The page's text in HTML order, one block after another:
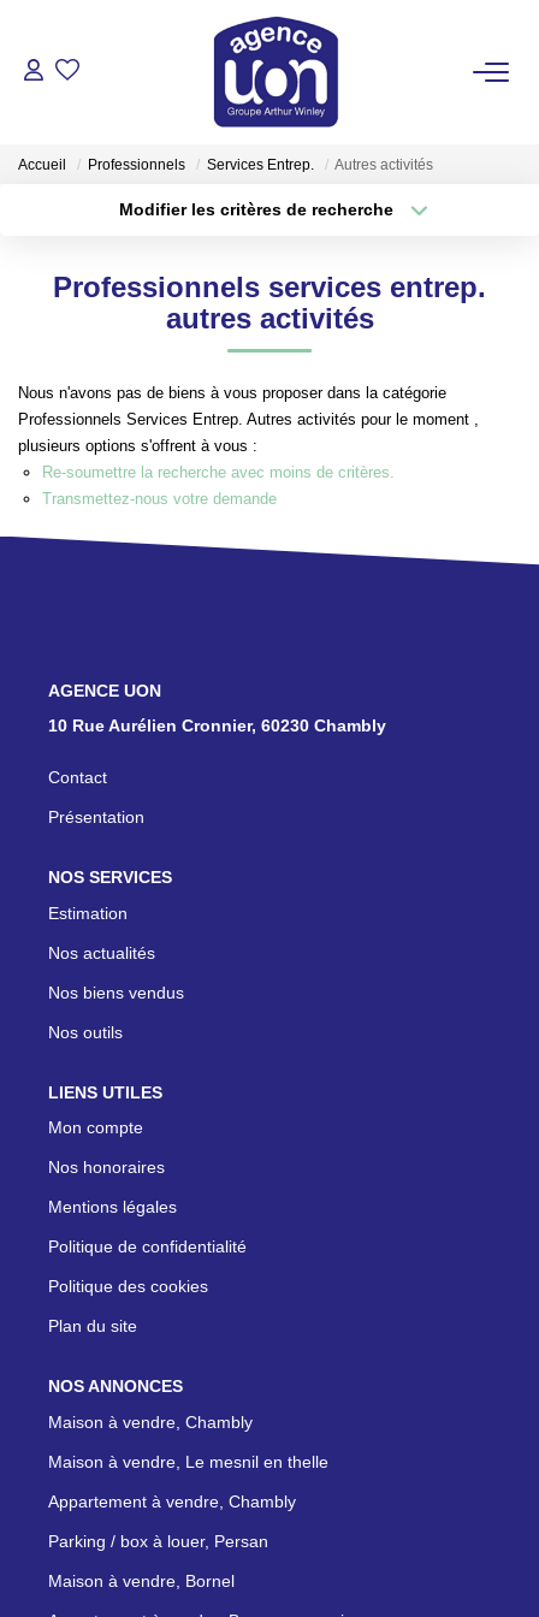
ACHETER
VOTRE AGENCE
Pour Se Rencontrer
Votre Équipe
Accueil Professionnels Services Entrep. Autres activités
Modifier les critères de recherche
Type de bien
Surface min
Créer une alerte
Professionnels services entrep.
autres activités
Nous n'avons pas de biens à vous proposer dans la catégorie
Professionnels Services Entrep. Autres activités pour le moment ,
plusieurs options s'offrent à vous :
Re-soumettre la recherche avec moins de critères.
Transmettez-nous votre demande
NOS AGENCES
10 Rue Aurélien Cronnier, 60230 Chambly
Contact
Présentation
NOS SERVICES
Estimation
Nos actualités
Nos biens vendus
Nos outils
LIENS UTILES
Mon compte
Nos honoraires
Mentions légales
Politique de confidentialité
Politique des cookies
Plan du site
NOS ANNONCES
Maison à vendre, Chambly
Maison à vendre, Le mesnil en thelle
Appartement à vendre, Chambly
Parking / box à louer, Persan
Maison à vendre, Bornel